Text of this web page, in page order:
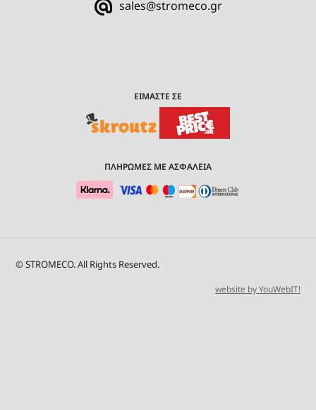
sales@stromeco.gr
ΕΙΜΑΣΤΕ ΣΕ
ΠΛΗΡΩΜΕΣ ΜΕ ΑΣΦΑΛΕΙΑ
© STROMECO. All Rights Reserved.
website by YouWebIT!